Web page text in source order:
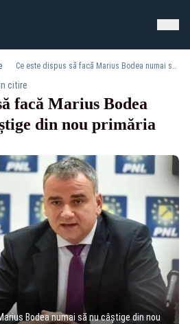
Ce este dispus să facă Marius Bodea numai să nu câștige din nou primăria Mihai Chirica
citire
facă Marius Bodea
din nou primăria
Bodea numai să nu câștige din nou